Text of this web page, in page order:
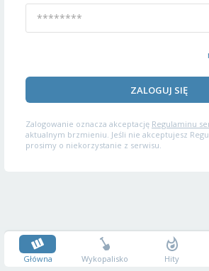
ZALOGUJ SIĘ
Zalogowanie oznacza akceptację Regulaminu
aktualnym brzmieniu. Jeśli nie akceptujesz
prosimy o niekorzystanie z serwisu.
Główna Wykopalisko Hity